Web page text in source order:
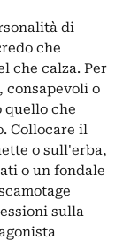
di
che
che calza. Per
o
quello che
Collocare il
o sull'erba,
o un fondale
sulla